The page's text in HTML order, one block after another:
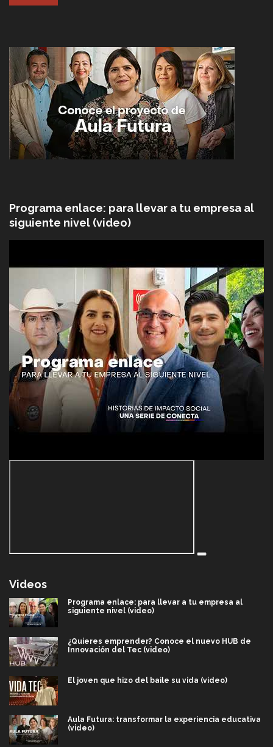
Programa enlace: para llevar a tu empresa al
siguiente nivel (video)
Videos
Programa enlace: para llevar a tu empresa al
siguiente nivel (video)
¿Quieres emprender? Conoce el nuevo HUB de
Innovación del Tec (video)
El joven que hizo del baile su vida (video)
Aula Futura: transformar la experiencia educativa
(video)